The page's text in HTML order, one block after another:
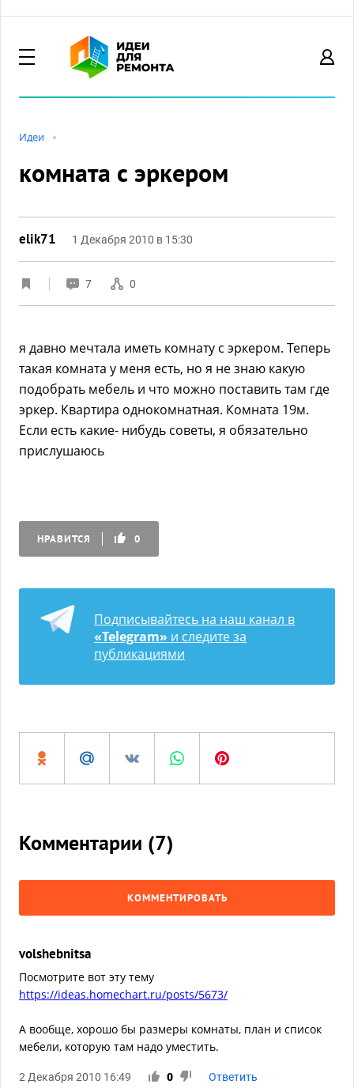
Идеи
комната с эркером
elik71 1 Декабря 2010 в 15:30
7 0
я давно мечтала иметь комнату с эркером. Теперь
такая комната у меня есть, но я не знаю какую
подобрать мебель и что можно поставить там где
эркер. Квартира однокомнатная. Комната 19м.
Если есть какие- нибудь советы, я обязательно
прислушаюсь
НРАВИТСЯ 0
Подписывайтесь на наш канал в
«Telegram» и следите за
публикациями
Комментарии (7)
КОММЕНТИРОВАТЬ
volshebnitsa
Посмотрите вот эту тему
https://ideas.homechart.ru/posts/5673/
А вообще, хорошо бы размеры комнаты, план и список
мебели, которую там надо уместить.
2 Декабря 2010 16:49 0 Ответить